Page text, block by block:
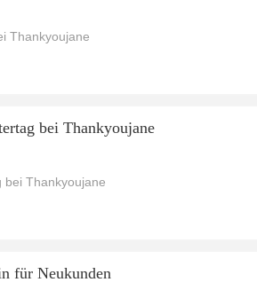
Thankyoujane
bei Thankyoujane
bei Thankyoujane
für Neukunden